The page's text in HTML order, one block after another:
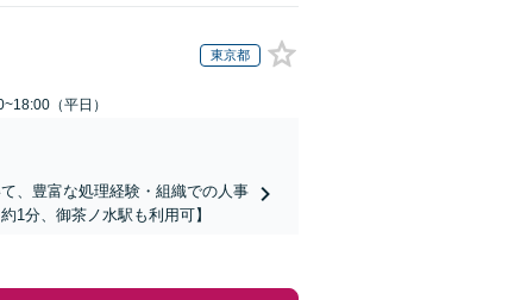
東京都
（平日）
、豊富な処理経験・組織での人事
1分、御茶ノ水駅も利用可】